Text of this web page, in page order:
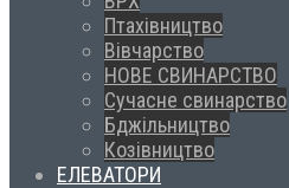
Птахівництво
Вівчарство
НОВЕ СВИНАРСТВО
Сучасне свинарство
Бджільництво
Козівництво
ЕЛЕВАТОРИ